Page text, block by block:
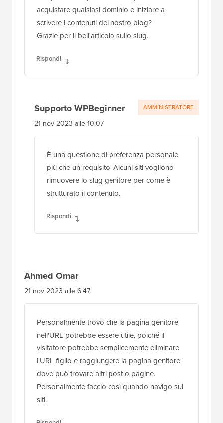
acquistare qualsiasi dominio e iniziare a
scrivere i contenuti del nostro blog?
Grazie per il bell'articolo sullo slug.
Rispondi
Supporto WPBeginner
21 nov 2023 alle 10:07
È una questione di preferenza personale
più che un requisito. Alcuni siti vogliono
rimuovere lo slug genitore per come è
strutturato il contenuto.
Rispondi
AMMINISTRATORE
Ahmed Omar
21 nov 2023 alle 6:47
Personalmente trovo che la pagina genitore
nell'URL potrebbe essere utile, poiché il
visitatore potrebbe semplicemente eliminare
l'URL figlio e raggiungere la pagina genitore
dove può trovare altri post o pagine.
Personalmente faccio così quando navigo sui
siti.